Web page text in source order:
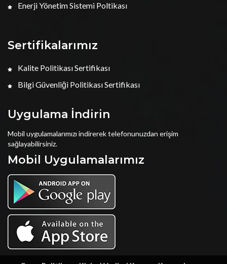
Enerji Yönetim Sistemi Poltikası
Sertifikalarımız
Kalite Politikası Sertifikası
Bilgi Güvenliği Politikası Sertifikası
Uygulama İndirin
Mobil uygulamalarımızı indirerek telefonunuzdan erişim
sağlayabilirsiniz.
Mobil Uygulamalarımız